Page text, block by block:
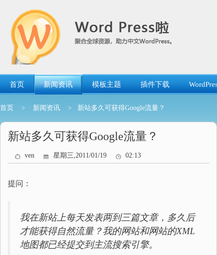
首页 新闻资讯 模板主题 插件下载
首页 > 新闻资讯 > 新站多久可获得Google流量？
新站多久可获得Google流量？
ven 星期三,2011/01/19 02:13
提问：
我在新站上每天发表两到三篇文章，多久后
才能获得自然流量？我的网站和网站的XML
地图都已经提交到主流搜索引擎。